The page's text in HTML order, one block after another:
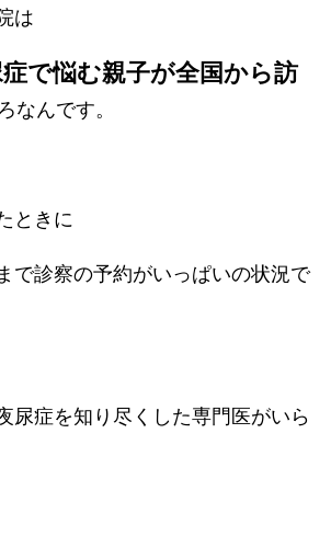
は
で悩む親子が全国から訪
なんです。
ときに
で診察の予約がいっぱいの状況で
尿症を知り尽くした専門医がいら